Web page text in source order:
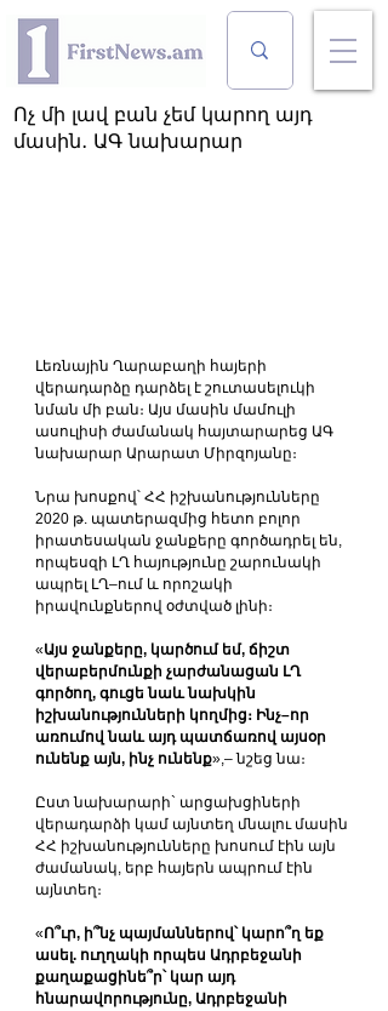
Ոչ մի լավ բան չեմ կարող այդ
մասին․ ԱԳ նախարար
Լեռնային Ղարաբաղի հայերի
վերադարձը դարձել է շուտասելուկի
նման մի բան։ Այս մասին մամուլի
ասուլիսի ժամանակ հայտարարեց ԱԳ
նախարար Արարատ Միրզոյանը։
Նրա խոսքով՝ ՀՀ իշխանությունները
2020 թ. պատերազմից հետո բոլոր
իրատեսական ջանքերը գործադրել են,
որպեսզի ԼՂ հայությունը շարունակի
ապրել ԼՂ–ում և որոշակի
իրավունքներով օժտված լինի։
«Այս ջանքերը, կարծում եմ, ճիշտ
վերաբերմունքի չարժանացան ԼՂ
գործող, գուցե նաև նախկին
իշխանությունների կողմից։ Ինչ–որ
առումով նաև այդ պատճառով այսօր
ունենք այն, ինչ ունենք»,– նշեց նա։
Ըստ նախարարի` արցախցիների
վերադարձի կամ այնտեղ մնալու մասին
ՀՀ իշխանությունները խոսում էին այն
ժամանակ, երբ հայերն ապրում էին
այնտեղ։
«Ո՞ւր, ի՞նչ պայմաններով՝ կարո՞ղ եք
ասել. ուղղակի որպես Ադրբեջանի
քաղաքացինե՞ր՝ կար այդ
հնարավորությունը, Ադրբեջանի